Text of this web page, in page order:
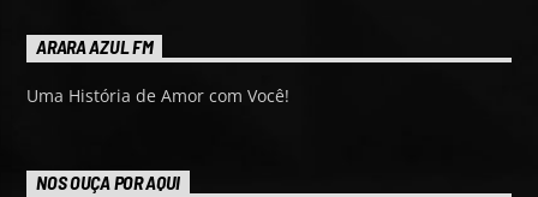
ARARA AZUL FM
Uma História de Amor com Você!
NOS OUÇA POR AQUI